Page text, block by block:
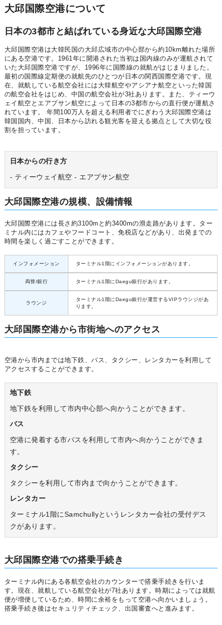
大邱国際空港について
日本の3都市と結ばれている身近な大邱国際空港
大邱国際空港は大韓民国の大邱広域市の中心部から約10km離れた場所
にある空港です。1961年に開港された当初は国内線のみが運航されて
いた大邱国際空港ですが、1996年に国際線の就航がはじまりました。
最初の国際線定期便の就航先のひとつが日本の関西国際空港です。現
在、就航している航空会社には大韓航空やアシアナ航空といった韓国
の航空会社をはじめ、中国の航空会社が3社あります。また、ティーウ
ェイ航空とエアプサン航空によって日本の3都市からの直行便が運航さ
れています。 年間100万人を超える利用者でにぎわう大邱国際空港は
韓国国内、中国、日本から訪れる観光客を迎える拠点として大切な役
割を担っています。
日本からの行き方
- ティーウェイ航空 - エアプサン航空
大邱国際空港の規模、設備情報
大邱国際空港には長さ約3100mと約3400mの滑走路があります。ター
ミナル内にはカフェやフードコート、免税店などがあり、出発までの
時間を楽しく過ごすことができます。
インフォメーション ターミナル1階にインフォメーションがあります。
両替/銀行 ターミナル1階にDaegu銀行があります。
ラウンジ
ターミナル1階にDaegu銀行が運営するVIPラウンジがあ
ります。
大邱国際空港から市街地へのアクセス
空港から市内までは地下鉄、バス、タクシー、レンタカーを利用して
アクセスすることができます。
地下鉄
地下鉄を利用して市内中心部へ向かうことができます。
バス
空港に発着する市バスを利用して市内へ向かうことができま
す。
タクシー
タクシーを利用して市内まで向かうことができます。
レンタカー
ターミナル1階にSamchullyというレンタカー会社の受付デス
クがあります。
大邱国際空港での搭乗手続き
ターミナル内にある各航空会社のカウンターで搭乗手続きを行いま
す。現在、就航している航空会社が7社あります。時期によっては就航
便が増便しているため、時間に余裕をもって空港へ向かいましょう。
搭乗手続き後はセキュリティチェック、出国審査へと進みます。